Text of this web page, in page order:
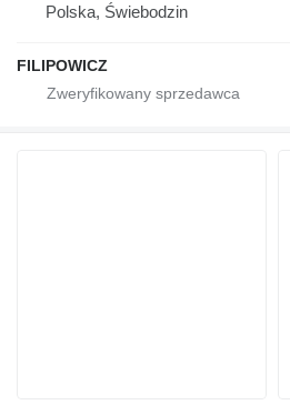
Polska, Świebodzin
FILIPOWICZ